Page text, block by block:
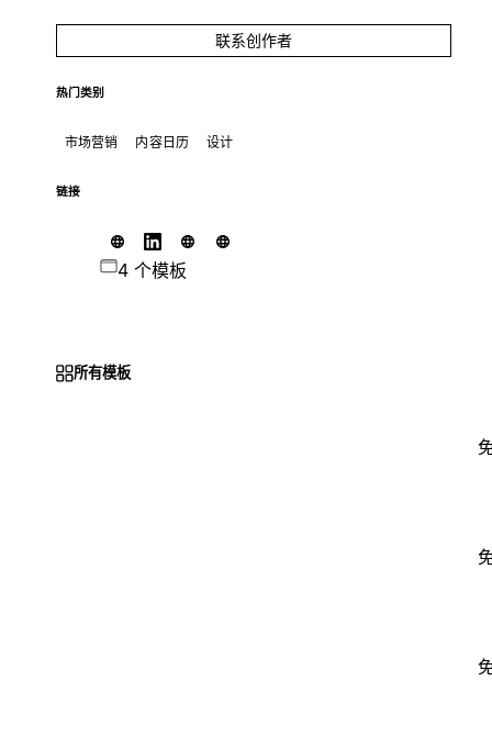
联系创作者
热门类别
市场营销 内容日历 设计
链接
4 个模板
所有模板